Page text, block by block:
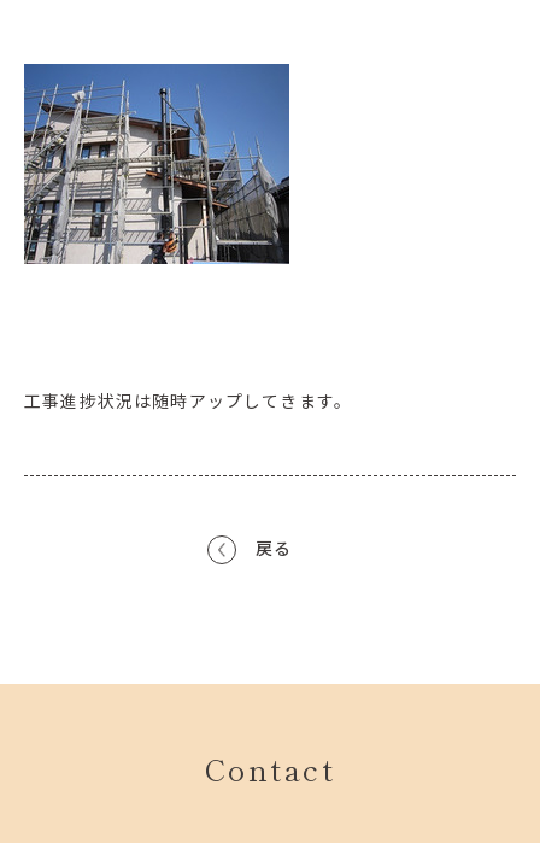
工事進捗状況は随時アップしてきます。
戻る
Contact